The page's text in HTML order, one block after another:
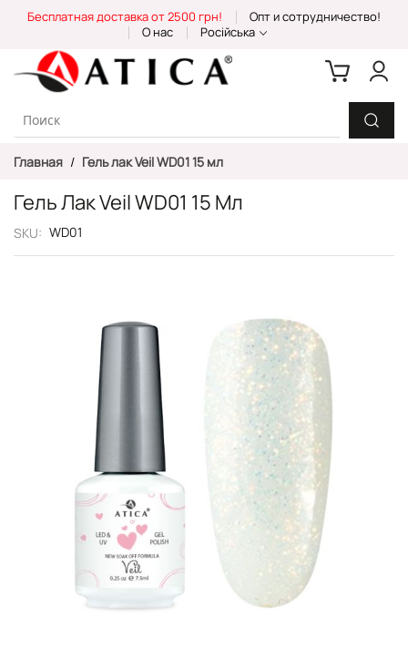
Content
Бесплатная доставка от 2500 грн!
Опт и сотрудничество!
О нас
Російська
Главная Гель лак Veil WD01 15 мл
Гель Лак Veil WD01 15 Мл
SKU WD01
изображений